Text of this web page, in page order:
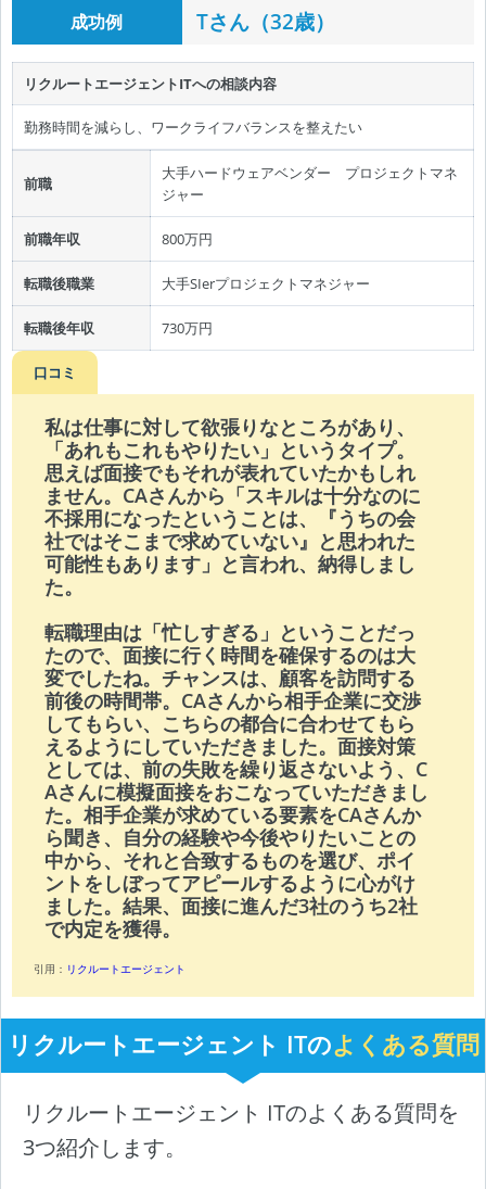
成功例 Tさん（32歳）
リクルートエージェントITへの相談内容
勤務時間を減らし、ワークライフバランスを整えたい
前職
大手ハードウェアベンダー プロジェクトマネ
ジャー
前職年収 800万円
転職後職業 大手SIerプロジェクトマネジャー
転職後年収 730万円
口コミ
私は仕事に対して欲張りなところがあり、
「あれもこれもやりたい」というタイプ。
思えば面接でもそれが表れていたかもしれ
ません。CAさんから「スキルは十分なのに
不採用になったということは、『うちの会
社ではそこまで求めていない』と思われた
可能性もあります」と言われ、納得しまし
た。
転職理由は「忙しすぎる」ということだっ
たので、面接に行く時間を確保するのは大
変でしたね。チャンスは、顧客を訪問する
前後の時間帯。CAさんから相手企業に交渉
してもらい、こちらの都合に合わせてもら
えるようにしていただきました。面接対策
としては、前の失敗を繰り返さないよう、C
Aさんに模擬面接をおこなっていただきまし
た。相手企業が求めている要素をCAさんか
ら聞き、自分の経験や今後やりたいことの
中から、それと合致するものを選び、ポイ
ントをしぼってアピールするように心がけ
ました。結果、面接に進んだ3社のうち2社
で内定を獲得。
引用： リクルートエージェント
リクルートエージェント ITのよくある質問
リクルートエージェント ITのよくある質問を
3つ紹介します。